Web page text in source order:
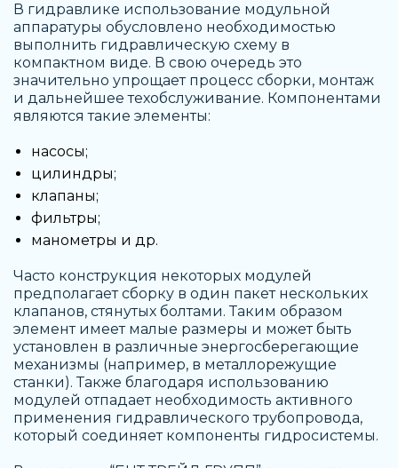
В гидравлике использование модульной
аппаратуры обусловлено необходимостью
выполнить гидравлическую схему в
компактном виде. В свою очередь это
значительно упрощает процесс сборки, монтаж
и дальнейшее техобслуживание. Компонентами
являются такие элементы:
насосы;
цилиндры;
клапаны;
фильтры;
манометры и др.
Часто конструкция некоторых модулей
предполагает сборку в один пакет нескольких
клапанов, стянутых болтами. Таким образом
элемент имеет малые размеры и может быть
установлен в различные энергосберегающие
механизмы (например, в металлорежущие
станки). Также благодаря использованию
модулей отпадает необходимость активного
применения гидравлического трубопровода,
который соединяет компоненты гидросистемы.